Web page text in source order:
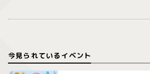
今見られているイベント